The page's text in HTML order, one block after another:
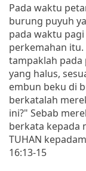
Pada waktu
burung puyuh
pada waktu
perkemahan
tampaklah
yang halus,
embun beku di
berkatalah
ini?" Sebab
berkata kepada
TUHAN
16:13-15